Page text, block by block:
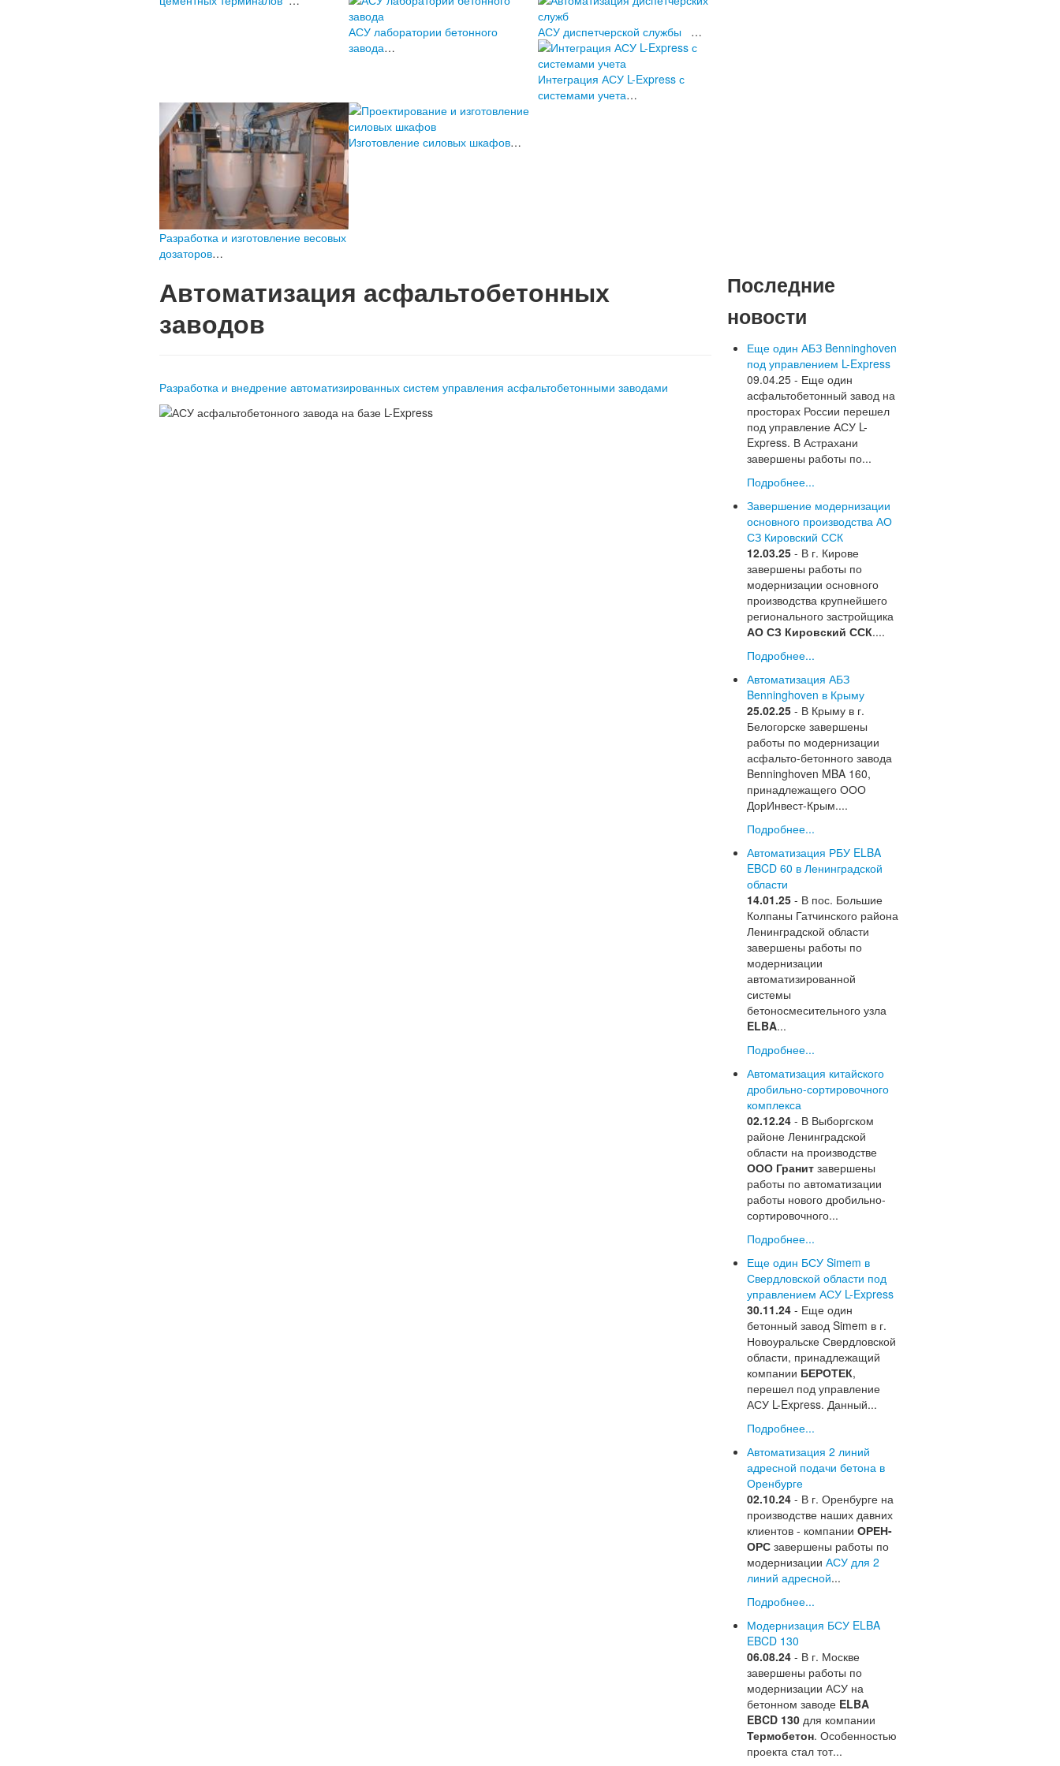
АСУ лаборатории бетонного
завода…
АСУ диспетчерской службы …
Интеграция АСУ L-Express с
системами учета…
Разработка и изготовление весовых
дозаторов…
Изготовление силовых шкафов…
Автоматизация асфальтобетонных
заводов
Разработка и внедрение автоматизированных систем управления асфальтобетонными заводами
Последние
новости
Еще один АБЗ Benninghoven
под управлением L-Express
09.04.25 - Еще один
асфальтобетонный завод на
просторах России перешел
под управление АСУ L-
Express. В Астрахани
завершены работы по...
Подробнее...
Завершение модернизации
основного производства АО
СЗ Кировский ССК
12.03.25 - В г. Кирове
завершены работы по
модернизации основного
производства крупнейшего
регионального застройщика
АО СЗ Кировский ССК....
Подробнее...
Автоматизация АБЗ
Benninghoven в Крыму
25.02.25 - В Крыму в г.
Белогорске завершены
работы по модернизации
асфальто-бетонного завода
Benninghoven MBA 160,
принадлежащего ООО
ДорИнвест-Крым....
Подробнее...
Автоматизация РБУ ELBA
EBCD 60 в Ленинградской
области
14.01.25 - В пос. Большие
Колпаны Гатчинского района
Ленинградской области
завершены работы по
модернизации
автоматизированной
системы
бетоносмесительного узла
ELBA...
Подробнее...
Автоматизация китайского
дробильно-сортировочного
комплекса
02.12.24 - В Выборгском
районе Ленинградской
области на производстве
ООО Гранит завершены
работы по автоматизации
работы нового дробильно-
сортировочного...
Подробнее...
Еще один БСУ Simem в
Свердловской области под
управлением АСУ L-Express
30.11.24 - Еще один
бетонный завод Simem в г.
Новоуральске Свердловской
области, принадлежащий
компании БЕРОТЕК,
перешел под управление
АСУ L-Express. Данный...
Подробнее...
Автоматизация 2 линий
адресной подачи бетона в
Оренбурге
02.10.24 - В г. Оренбурге на
производстве наших давних
клиентов - компании ОРЕН-
ОРС завершены работы по
модернизации АСУ для 2
линий адресной...
Подробнее...
Модернизация БСУ ELBA
EBCD 130
06.08.24 - В г. Москве
завершены работы по
модернизации АСУ на
бетонном заводе ELBA
EBCD 130 для компании
Термобетон. Особенностью
проекта стал тот...